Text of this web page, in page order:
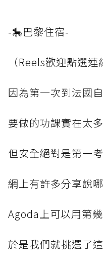
-🎠巴黎住宿-
（Reels歡迎點選連
因為第一次到法國
要做的功課實在太多
但安全絕對是第一
網上有許多分享說
Agoda上可以用第
於是我們就挑選了